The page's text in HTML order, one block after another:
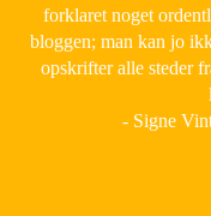
forklaret noget
bloggen; man kan jo
opskrifter alle steder
- Signe